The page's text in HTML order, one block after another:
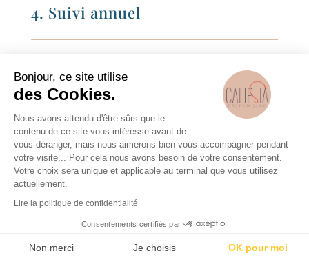
4. Suivi annuel
nous sommes toujours là !
Nous vous accompagnons tout au long de
l’ année pourprendre en compte
l’évolution de vos objectifs.
Nous saurons vous alerter sur des sujets
juridiques et fiscaux qui peuvent vous
impacter, ainsi que sur des opportunités
d’investissement ou de désinvestissement
De manière générale, être disponible et
Bonjour, ce site utilise
des Cookies.
Nous avons attendu d'être sûrs que le
contenu de ce site vous intéresse avant de
vous déranger, mais nous aimerons bien vous accompagner pendant
votre visite... Pour cela nous avons besoin de votre consentement.
Votre choix sera unique et applicable au terminal que vous utilisez
actuellement.
Lire la politique de confidentialité
Consentements certifiés par
Non merci Je choisis OK pour moi